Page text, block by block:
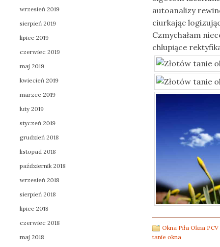
autoanalizy
ciurkając
Czmychałam
chlupiące
Okna Piła Okna
tanie okna
wrzesień 2019
sierpień 2019
lipiec 2019
czerwiec 2019
maj 2019
kwiecień 2019
marzec 2019
luty 2019
styczeń 2019
grudzień 2018
listopad 2018
październik 2018
wrzesień 2018
sierpień 2018
lipiec 2018
czerwiec 2018
maj 2018